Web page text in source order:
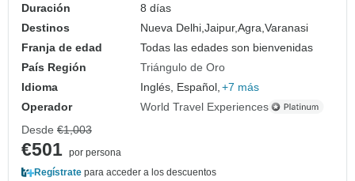
Duración
8 días
Destinos
Nueva Delhi,Jaipur,Agra,Varanasi
Franja de edad
Todas las edades son bienvenidas
País Región
Triángulo de Oro
Idioma
Inglés, Español, +7 más
Operador
World Travel Experiences
Desde €1,003
€501 por persona
Regístrate para acceder a los descuentos